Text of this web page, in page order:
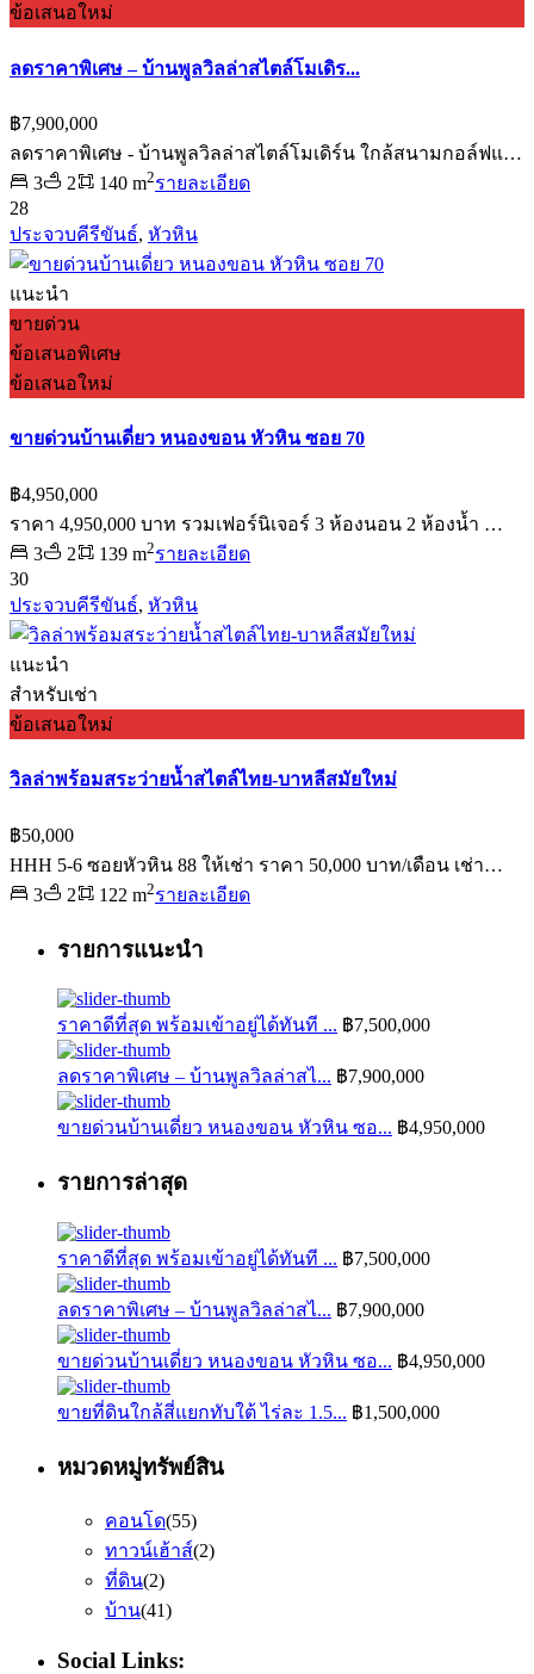
ข้อเสนอใหม่
ลดราคาพิเศษ – บ้านพูลวิลล่าสไตล์โมเดิร...
฿7,900,000
ลดราคาพิเศษ - บ้านพูลวิลล่าสไตล์โมเดิร์น ใกล้สนามกอล์ฟแ…
3
2 140 m2รายละเอียด
28
ประจวบคีรีขันธ์, หัวหิน
แนะนำ
ขายด่วน
ข้อเสนอพิเศษ
ข้อเสนอใหม่
ขายด่วนบ้านเดี่ยว หนองขอน หัวหิน ซอย 70
฿4,950,000
ราคา 4,950,000 บาท รวมเฟอร์นิเจอร์ 3 ห้องนอน 2 ห้องน้ำ …
3
2 139 m2รายละเอียด
30
ประจวบคีรีขันธ์, หัวหิน
แนะนำ
สำหรับเช่า
ข้อเสนอใหม่
วิลล่าพร้อมสระว่ายน้ำสไตล์ไทย-บาหลีสมัยใหม่
฿50,000
HHH 5-6 ซอยหัวหิน 88 ให้เช่า ราคา 50,000 บาท/เดือน เช่า…
3
2 122 m2รายละเอียด
รายการแนะนำ
ราคาดีที่สุด พร้อมเข้าอยู่ได้ทันที ... ฿7,500,000
ลดราคาพิเศษ – บ้านพูลวิลล่าสไ... ฿7,900,000
ขายด่วนบ้านเดี่ยว หนองขอน หัวหิน ซอ... ฿4,950,000
รายการล่าสุด
ราคาดีที่สุด พร้อมเข้าอยู่ได้ทันที ... ฿7,500,000
ลดราคาพิเศษ – บ้านพูลวิลล่าสไ... ฿7,900,000
ขายด่วนบ้านเดี่ยว หนองขอน หัวหิน ซอ... ฿4,950,000
ขายที่ดินใกล้สี่แยกทับใต้ ไร่ละ 1.5... ฿1,500,000
หมวดหมู่ทรัพย์สิน
คอนโด(55)
ทาวน์เฮ้าส์(2)
ที่ดิน(2)
บ้าน(41)
Social Links: